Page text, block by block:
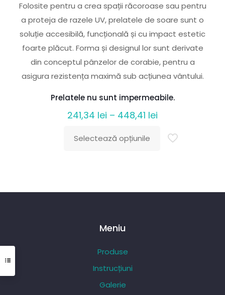
Folosite pentru a crea spații răcoroase sau pentru
a proteja de razele UV, prelatele de soare sunt o
soluție accesibilă, funcțională și cu impact estetic
foarte plăcut. Forma și designul lor sunt derivate
din conceptul pânzelor de corabie, pentru a
asigura rezistența maximă sub acțiunea vântului.
Prelatele nu sunt impermeabile.
241,34 lei – 448,41 lei
prețuri:
Selectează opțiunile
Acest
Meniu
Produse
Instrucțiuni
Galerie